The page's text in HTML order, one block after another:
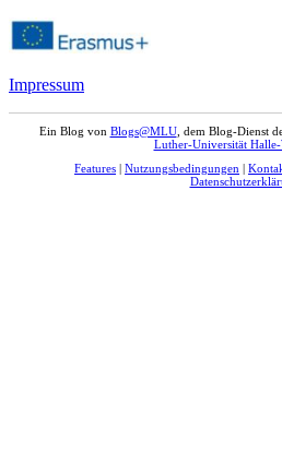
Impressum
Ein Blog von Blogs@MLU, dem Blog-Dienst
Luther-Universität
Features | Nutzungsbedingungen |